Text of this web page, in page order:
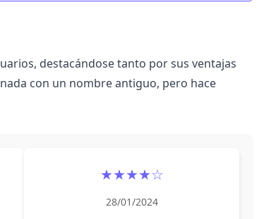
destacándose tanto por sus ventajas
con un nombre antiguo, pero hace
★★★★☆
28/01/2024